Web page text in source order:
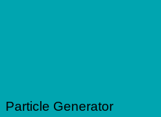
Particle Generator